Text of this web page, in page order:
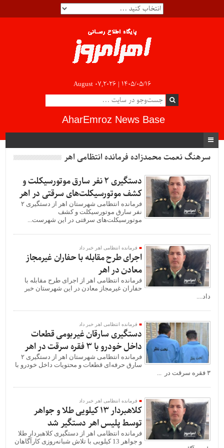
August 07,2026 | ۱۴۰۵/۰۵/۱۶
AharEmroz News Base
سرهنگ نعمت محمدزاده فرمانده انتظامی اهر
دستگيری ۲ نفر سارق موتورسیکلت و
کشف موتورسیکلت‌های سرقتی در اهر
فرمانده انتظامی شهرستان اهر از دستگيری ۲
نفر سارق موتورسیکلت و کشف
موتورسیکلت‌های سرقتی در این شهرست...
فرمانده انتظامی اهر خبر داد
اجرای طرح مقابله با حفاران غیرمجاز
معادن در اهر
فرمانده انتظامی اهر از اجرای طرح مقابله با
حفاران غیرمجاز معادن در این شهرستان خبر
داد....
فرمانده انتظامی اهر خبر داد
دستگيری سارقان غیربومی قطعات
داخل خودرو با ۳ فقره سرقت در اهر
فرمانده انتظامی شهرستان اهر از دستگيری ۲
سارق حرفه‌ای قطعات و محتويات داخل خودرو با
۳ فقره سرقت در ...
فرمانده انتظامی اهر خبر داد
کلاهبردار 13 کیلویی طلا و جواهر
توسط پلیس اهر دستگیر شد
فرمانده انتظامی اهر از دستگیری کلاهبردار طلا
و جواهر 13 کیلویی با تلاش شبانه‌روزی کارآگاهان